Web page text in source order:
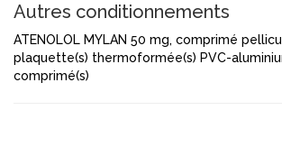
Autres conditionnements
ATENOLOL MYLAN 50 mg, comprimé
plaquette(s) thermoformée(s) PVC-
comprimé(s)